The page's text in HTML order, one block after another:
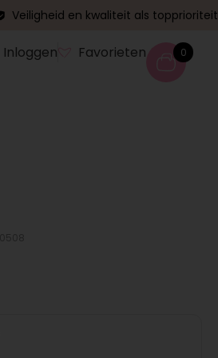
Veiligheid en kwaliteit als topprioriteit
Inloggen Favorieten 0